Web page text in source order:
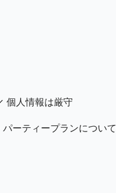
個人情報は厳守
パーティープランについて